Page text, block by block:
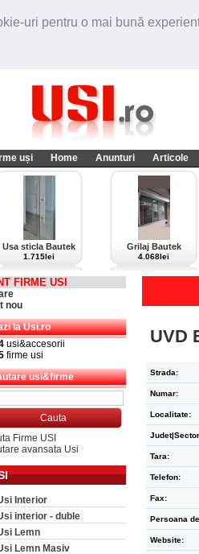
uri pentru o mai bună
uși Home Anunturi Articole
Usa sticla Bautek
1.715lei
Grilaj Bautek
4.068lei
FIRME USI
nou
la Usi.ro
usi&accesorii
firme usi
usi&firme
Firme USI
avansata Usi
Interior
interior - duble
Lemn
Lemn Masiv
UVD
Strada:
Numar:
Localitate:
Tara:
Telefon:
Fax:
Persoana
Website: